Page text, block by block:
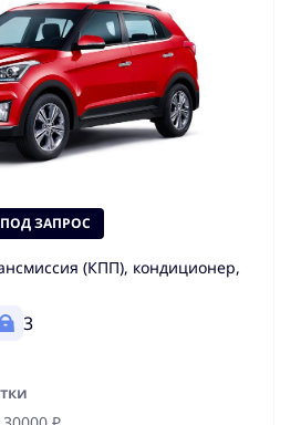
ПОД ЗАПРОС
(КПП), кондиционер,
3